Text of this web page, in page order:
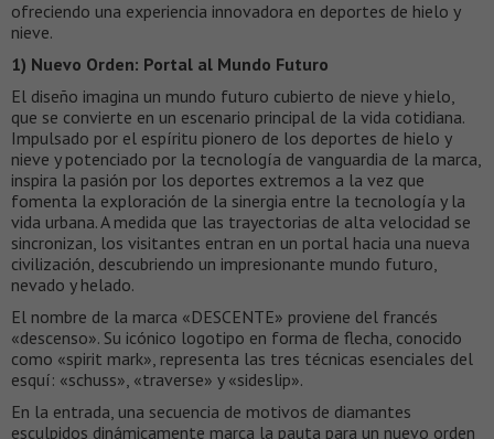
ofreciendo una experiencia innovadora en deportes de hielo y
nieve.
1) Nuevo Orden: Portal al Mundo Futuro
El diseño imagina un mundo futuro cubierto de nieve y hielo,
que se convierte en un escenario principal de la vida cotidiana.
Impulsado por el espíritu pionero de los deportes de hielo y
nieve y potenciado por la tecnología de vanguardia de la marca,
inspira la pasión por los deportes extremos a la vez que
fomenta la exploración de la sinergia entre la tecnología y la
vida urbana. A medida que las trayectorias de alta velocidad se
sincronizan, los visitantes entran en un portal hacia una nueva
civilización, descubriendo un impresionante mundo futuro,
nevado y helado.
El nombre de la marca «DESCENTE» proviene del francés
«descenso». Su icónico logotipo en forma de flecha, conocido
como «spirit mark», representa las tres técnicas esenciales del
esquí: «schuss», «traverse» y «sideslip».
En la entrada, una secuencia de motivos de diamantes
esculpidos dinámicamente marca la pauta para un nuevo orden